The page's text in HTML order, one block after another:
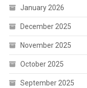
January 2026
December 2025
November 2025
October 2025
September 2025